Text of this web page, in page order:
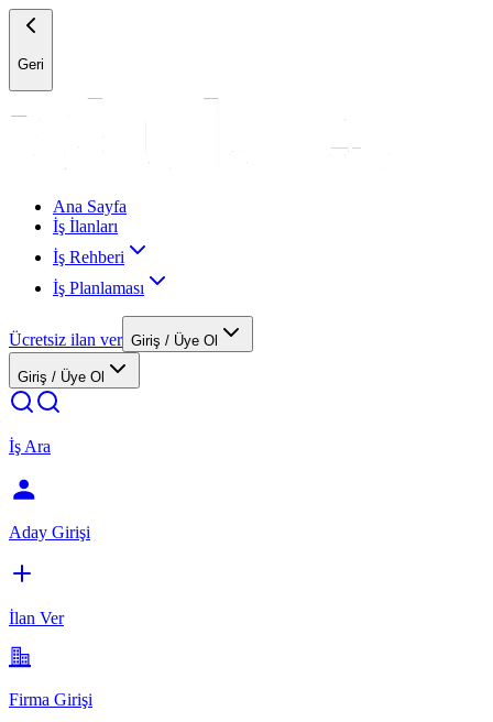
Geri
Ana Sayfa
İş İlanları
İş Rehberi
İş Planlaması
Ücretsiz ilan ver Giriş / Üye Ol
Giriş / Üye Ol
İş Ara
Aday Girişi
İlan Ver
Firma Girişi